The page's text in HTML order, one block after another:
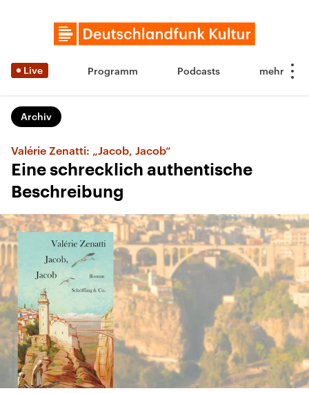
Live Programm Podcasts
Archiv
Valérie Zenatti: „Jacob, Jacob“
Eine schrecklich authentische
Beschreibung